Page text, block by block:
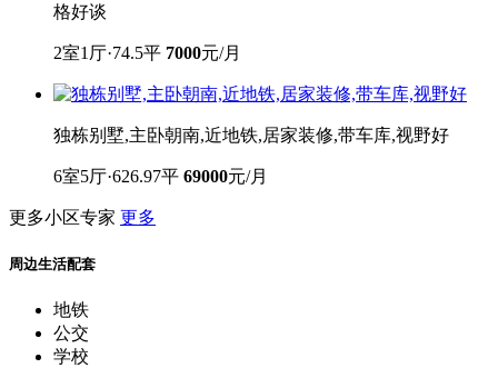
格好谈
2室1厅·74.5平 7000元/月
独栋别墅,主卧朝南,近地铁,居家装修,带车库,视野好
6室5厅·626.97平 69000元/月
更多小区专家 更多
周边生活配套
地铁
公交
学校